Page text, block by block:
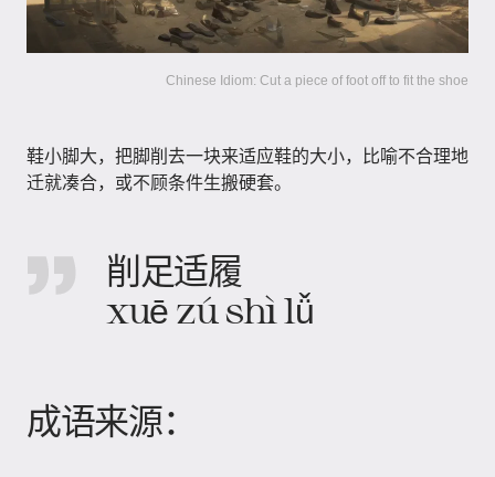
Chinese Idiom: Cut a piece of foot off to fit the shoe
鞋小脚大，把脚削去一块来适应鞋的大小，比喻不合理地
迁就凑合，或不顾条件生搬硬套。
削足适履
xuē zú shì lǚ
成语来源：